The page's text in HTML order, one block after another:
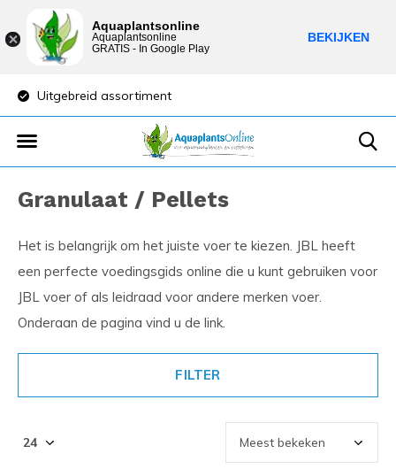
Lage verzendkosten
Granulaat / Pellets
Het is belangrijk om het juiste voer te kiezen. JBL heeft
een perfecte voedingsgids online die u kunt gebruiken voor
JBL voer of als leidraad voor andere merken voer.
Onderaan de pagina vind u de link.
FILTER
Aquaplantsonline
Aquaplantsonline
GRATIS - In Google Play
BEKIJKEN